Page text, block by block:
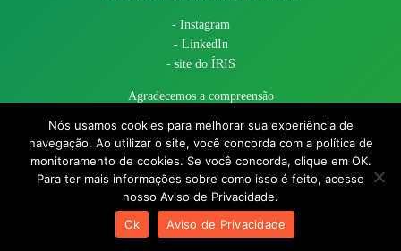
- Instagram
- LinkedIn
- site do ÍRIS
Agradecemos a compreensão
© 2017 - 2026 – Governo do Estado do Ceará todos os direitos
reservados
Nós usamos cookies para melhorar sua experiência de
navegação. Ao utilizar o site, você concorda com a política de
monitoramento de cookies. Se você concorda, clique em OK.
Para ter mais informações sobre como isso é feito, acesse
nosso Aviso de Privacidade.
Ok
Aviso de Privacidade